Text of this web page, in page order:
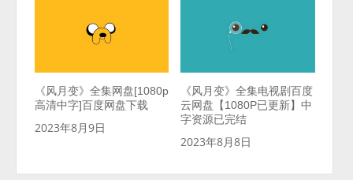
《风月变》全集网盘[1080p
高清中字]百度网盘下载
2023年8月9日
《风月变》全集电视剧百度
云网盘【1080P已更新】中
字资源已完结
2023年8月8日